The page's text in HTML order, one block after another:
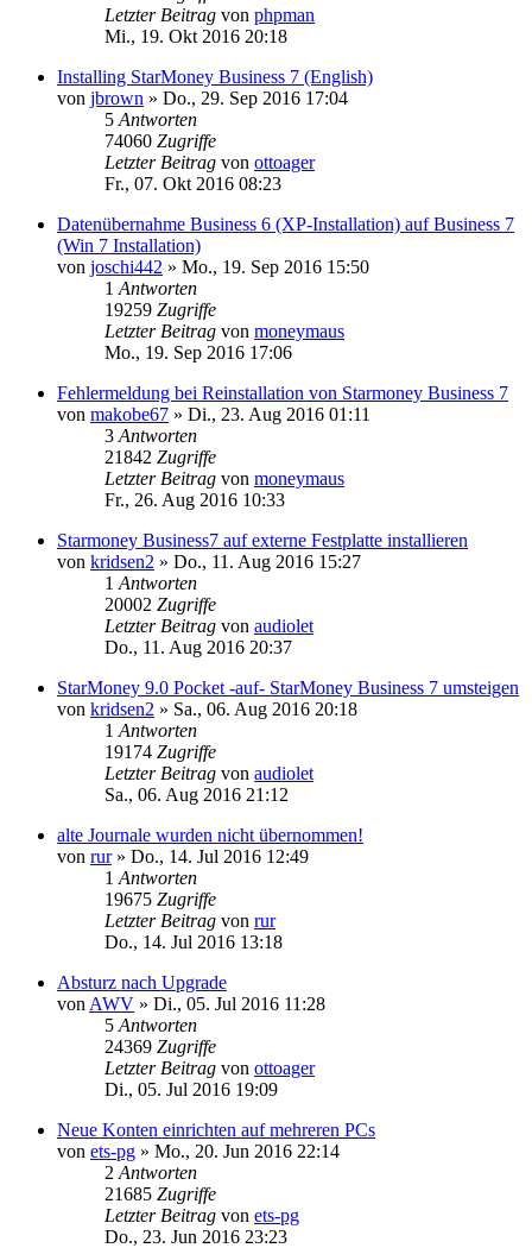
Letzter Beitrag von phpman
Mi., 19. Okt 2016 20:18
Installing StarMoney Business 7 (English)
von jbrown » Do., 29. Sep 2016 17:04
5 Antworten
74060 Zugriffe
Letzter Beitrag von ottoager
Fr., 07. Okt 2016 08:23
Datenübernahme Business 6 (XP-Installation) auf Business 7
(Win 7 Installation)
von joschi442 » Mo., 19. Sep 2016 15:50
1 Antworten
19259 Zugriffe
Letzter Beitrag von moneymaus
Mo., 19. Sep 2016 17:06
Fehlermeldung bei Reinstallation von Starmoney Business 7
von makobe67 » Di., 23. Aug 2016 01:11
3 Antworten
21842 Zugriffe
Letzter Beitrag von moneymaus
Fr., 26. Aug 2016 10:33
Starmoney Business7 auf externe Festplatte installieren
von kridsen2 » Do., 11. Aug 2016 15:27
1 Antworten
20002 Zugriffe
Letzter Beitrag von audiolet
Do., 11. Aug 2016 20:37
StarMoney 9.0 Pocket -auf- StarMoney Business 7 umsteigen
von kridsen2 » Sa., 06. Aug 2016 20:18
1 Antworten
19174 Zugriffe
Letzter Beitrag von audiolet
Sa., 06. Aug 2016 21:12
alte Journale wurden nicht übernommen!
von rur» Do., 14. Jul 2016 12:49
1 Antworten
19675 Zugriffe
Letzter Beitrag von rur
Do., 14. Jul 2016 13:18
Absturz nach Upgrade
von AWV » Di., 05. Jul 2016 11:28
5 Antworten
24369 Zugriffe
Letzter Beitrag von ottoager
Di., 05. Jul 2016 19:09
Neue Konten einrichten auf mehreren PCs
von ets-pg » Mo., 20. Jun 2016 22:14
2 Antworten
21685 Zugriffe
Letzter Beitrag von ets-pg
Do., 23. Jun 2016 23:23